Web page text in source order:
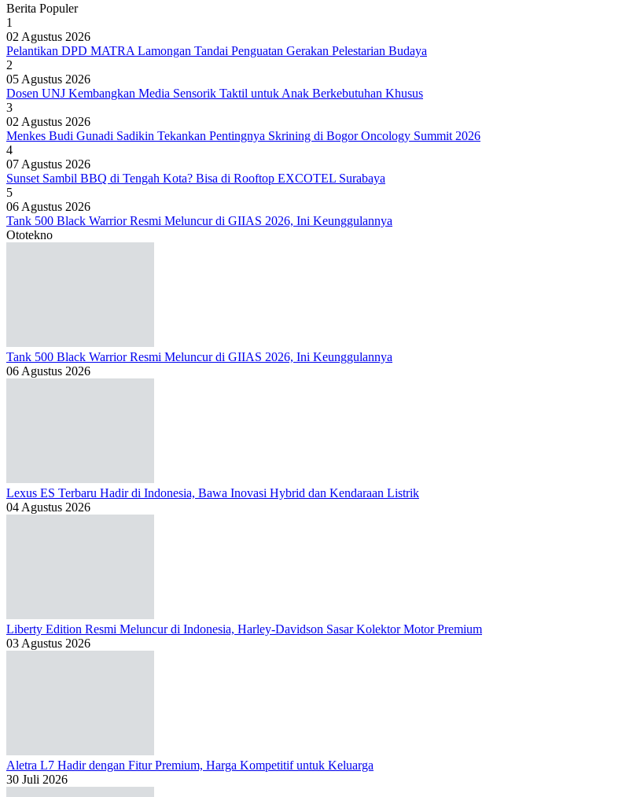
Berita Populer
1
02 Agustus 2026
Pelantikan DPD MATRA Lamongan Tandai Penguatan Gerakan Pelestarian Budaya
2
05 Agustus 2026
Dosen UNJ Kembangkan Media Sensorik Taktil untuk Anak Berkebutuhan Khusus
3
02 Agustus 2026
Menkes Budi Gunadi Sadikin Tekankan Pentingnya Skrining di Bogor Oncology Summit 2026
4
07 Agustus 2026
Sunset Sambil BBQ di Tengah Kota? Bisa di Rooftop EXCOTEL Surabaya
5
06 Agustus 2026
Tank 500 Black Warrior Resmi Meluncur di GIIAS 2026, Ini Keunggulannya
Ototekno
Tank 500 Black Warrior Resmi Meluncur di GIIAS 2026, Ini Keunggulannya
06 Agustus 2026
Lexus ES Terbaru Hadir di Indonesia, Bawa Inovasi Hybrid dan Kendaraan Listrik
04 Agustus 2026
Liberty Edition Resmi Meluncur di Indonesia, Harley-Davidson Sasar Kolektor Motor Premium
03 Agustus 2026
Aletra L7 Hadir dengan Fitur Premium, Harga Kompetitif untuk Keluarga
30 Juli 2026